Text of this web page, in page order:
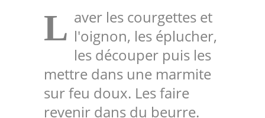
L aver les courgettes et
l'oignon, les éplucher,
les découper puis les
mettre dans une marmite
sur feu doux. Les faire
revenir dans du beurre.